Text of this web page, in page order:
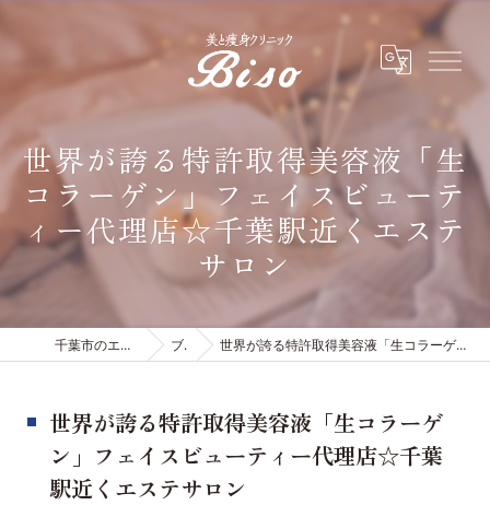
世界が誇る特許取得美容液「生
コラーゲン」フェイスビューテ
ィー代理店☆千葉駅近くエステ
サロン
千葉市のエステは有限会社ビソウ ブログ 世界が誇る特許取得美容液「生コラーゲン」フェイスビューティー代理店☆千葉駅近くエステサロン
世界が誇る特許取得美容液「生コラーゲ
ン」フェイスビューティー代理店☆千葉
駅近くエステサロン